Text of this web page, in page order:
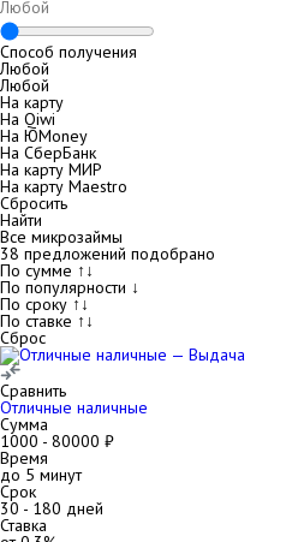
Способ получения
Любой
Любой
На карту
На Qiwi
На ЮMoney
На СберБанк
На карту МИР
На карту Maestro
Сбросить
Найти
Все микрозаймы
38 предложений подобрано
По сумме ↑↓
По популярности ↓
По сроку ↑↓
По ставке ↑↓
Сброс
Сравнить
Отличные наличные
Сумма
1000 - 80000 ₽
Время
до 5 минут
Срок
30 - 180 дней
Ставка